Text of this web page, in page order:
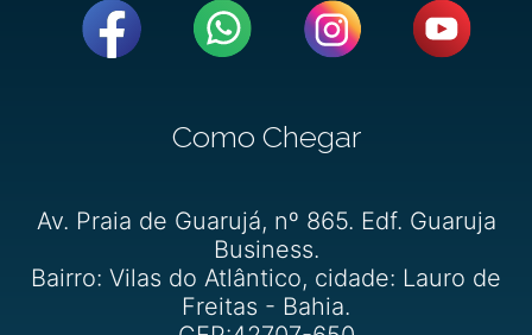
Como Chegar
Av. Praia de Guarujá, nº 865. Edf. Guaruja
Business.
Bairro: Vilas do Atlântico, cidade: Lauro de
Freitas - Bahia.